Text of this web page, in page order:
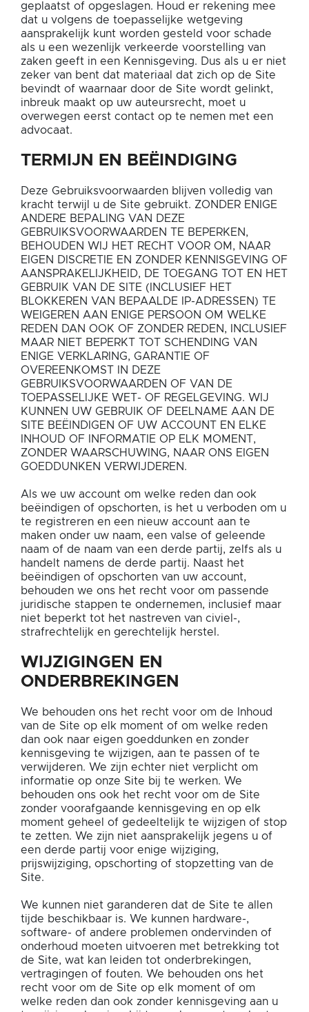
geplaatst of opgeslagen. Houd er rekening mee
dat u volgens de toepasselijke wetgeving
aansprakelijk kunt worden gesteld voor schade
als u een wezenlijk verkeerde voorstelling van
zaken geeft in een Kennisgeving. Dus als u er niet
zeker van bent dat materiaal dat zich op de Site
bevindt of waarnaar door de Site wordt gelinkt,
inbreuk maakt op uw auteursrecht, moet u
overwegen eerst contact op te nemen met een
advocaat.
TERMIJN EN BEËINDIGING
Deze Gebruiksvoorwaarden blijven volledig van
kracht terwijl u de Site gebruikt. ZONDER ENIGE
ANDERE BEPALING VAN DEZE
GEBRUIKSVOORWAARDEN TE BEPERKEN,
BEHOUDEN WIJ HET RECHT VOOR OM, NAAR
EIGEN DISCRETIE EN ZONDER KENNISGEVING OF
AANSPRAKELIJKHEID, DE TOEGANG TOT EN HET
GEBRUIK VAN DE SITE (INCLUSIEF HET
BLOKKEREN VAN BEPAALDE IP-ADRESSEN) TE
WEIGEREN AAN ENIGE PERSOON OM WELKE
REDEN DAN OOK OF ZONDER REDEN, INCLUSIEF
MAAR NIET BEPERKT TOT SCHENDING VAN
ENIGE VERKLARING, GARANTIE OF
OVEREENKOMST IN DEZE
GEBRUIKSVOORWAARDEN OF VAN DE
TOEPASSELIJKE WET- OF REGELGEVING. WIJ
KUNNEN UW GEBRUIK OF DEELNAME AAN DE
SITE BEËINDIGEN OF UW ACCOUNT EN ELKE
INHOUD OF INFORMATIE OP ELK MOMENT,
ZONDER WAARSCHUWING, NAAR ONS EIGEN
GOEDDUNKEN VERWIJDEREN.
Als we uw account om welke reden dan ook
beëindigen of opschorten, is het u verboden om u
te registreren en een nieuw account aan te
maken onder uw naam, een valse of geleende
naam of de naam van een derde partij, zelfs als u
handelt namens de derde partij. Naast het
beëindigen of opschorten van uw account,
behouden we ons het recht voor om passende
juridische stappen te ondernemen, inclusief maar
niet beperkt tot het nastreven van civiel-,
strafrechtelijk en gerechtelijk herstel.
WIJZIGINGEN EN
ONDERBREKINGEN
We behouden ons het recht voor om de Inhoud
van de Site op elk moment of om welke reden
dan ook naar eigen goeddunken en zonder
kennisgeving te wijzigen, aan te passen of te
verwijderen. We zijn echter niet verplicht om
informatie op onze Site bij te werken. We
behouden ons ook het recht voor om de Site
zonder voorafgaande kennisgeving en op elk
moment geheel of gedeeltelijk te wijzigen of stop
te zetten. We zijn niet aansprakelijk jegens u of
een derde partij voor enige wijziging,
prijswijziging, opschorting of stopzetting van de
Site.
We kunnen niet garanderen dat de Site te allen
tijde beschikbaar is. We kunnen hardware-,
software- of andere problemen ondervinden of
onderhoud moeten uitvoeren met betrekking tot
de Site, wat kan leiden tot onderbrekingen,
vertragingen of fouten. We behouden ons het
recht voor om de Site op elk moment of om
welke reden dan ook zonder kennisgeving aan u